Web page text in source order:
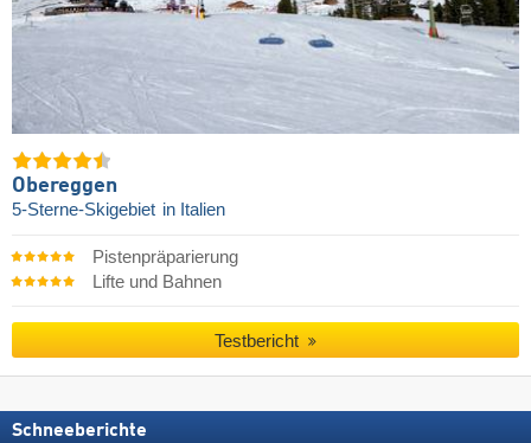
Obereggen
5-Sterne-Skigebiet in Italien
Pistenpräparierung
Lifte und Bahnen
Testbericht
Schneeberichte